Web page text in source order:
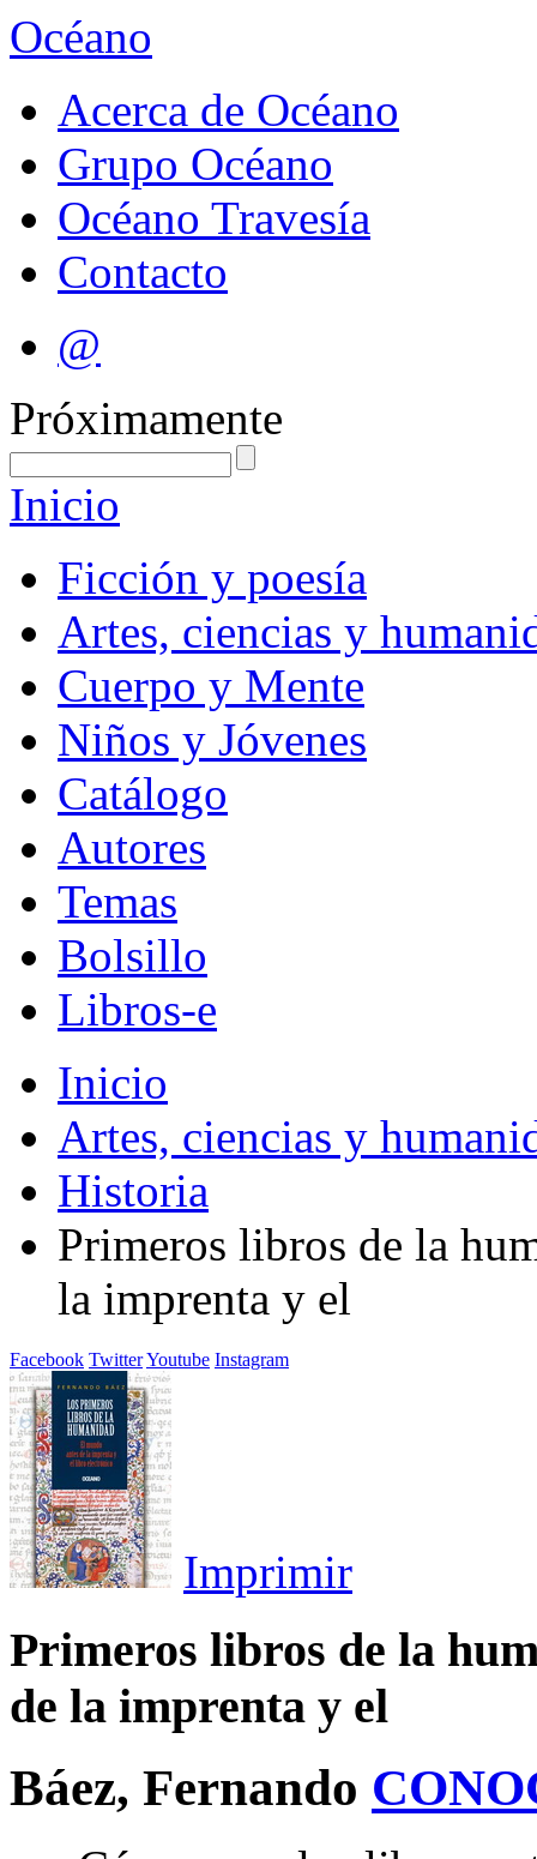
Océano
Acerca de Océano
Grupo Océano
Océano Travesía
Contacto
@
Próximamente
Inicio
Ficción y poesía
Artes, ciencias y
Cuerpo y Mente
Niños y Jóvenes
Catálogo
Autores
Temas
Bolsillo
Libros-e
Inicio
Artes, ciencias y
Historia
Primeros libros de la
la imprenta y el
Facebook TwitterYoutube Instagram
Imprimir
Primeros libros de la
de la imprenta y el
Báez, Fernando